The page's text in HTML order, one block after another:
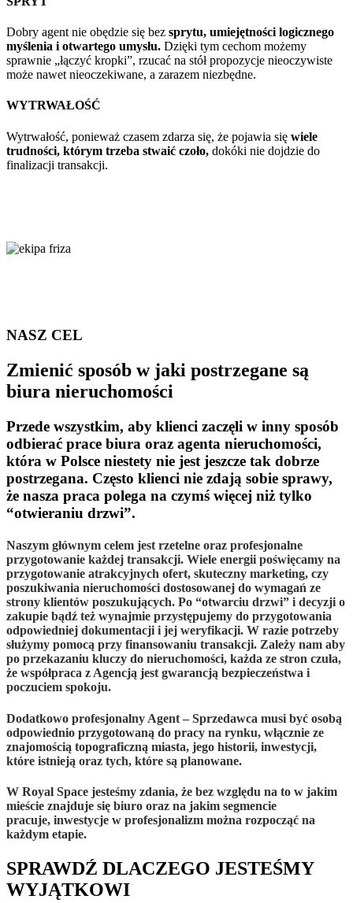
Dobry agent nie obędzie się bez sprytu, umiejętności logicznego
myślenia i otwartego umysłu. Dzięki tym cechom możemy
sprawnie „łączyć kropki”, rzucać na stół propozycje nieoczywiste
może nawet nieoczekiwane, a zarazem niezbędne.
WYTRWAŁOŚĆ
Wytrwałość, ponieważ czasem zdarza się, że pojawia się wiele
trudności, którym trzeba stwaić czoło, dokóki nie dojdzie do
finalizacji transakcji.
NASZ CEL
Zmienić sposób w jaki postrzegane są
biura nieruchomości
Przede wszystkim, aby klienci zaczęli w inny sposób
odbierać prace biura oraz agenta nieruchomości,
która w Polsce niestety nie jest jeszcze tak dobrze
postrzegana. Często klienci nie zdają sobie sprawy,
że nasza praca polega na czymś więcej niż tylko
“otwieraniu drzwi”.
Naszym głównym celem jest rzetelne oraz profesjonalne
przygotowanie każdej transakcji. Wiele energii poświęcamy na
przygotowanie atrakcyjnych ofert, skuteczny marketing, czy
poszukiwania nieruchomości dostosowanej do wymagań ze
strony klientów poszukujących. Po “otwarciu drzwi” i decyzji o
zakupie bądź też wynajmie przystępujemy do przygotowania
odpowiedniej dokumentacji i jej weryfikacji. W razie potrzeby
służymy pomocą przy finansowaniu transakcji. Zależy nam aby
po przekazaniu kluczy do nieruchomości, każda ze stron czuła,
że współpraca z Agencją jest gwarancją bezpieczeństwa i
poczuciem spokoju.
Dodatkowo profesjonalny Agent – Sprzedawca musi być osobą
odpowiednio przygotowaną do pracy na rynku, włącznie ze
znajomością topograficzną miasta, jego historii, inwestycji,
które istnieją oraz tych, które są planowane.
W Royal Space jesteśmy zdania, że bez względu na to w jakim
mieście znajduje się biuro oraz na jakim segmencie
pracuje, inwestycje w profesjonalizm można rozpocząć na
każdym etapie.
SPRAWDŹ DLACZEGO JESTEŚMY
WYJĄTKOWI